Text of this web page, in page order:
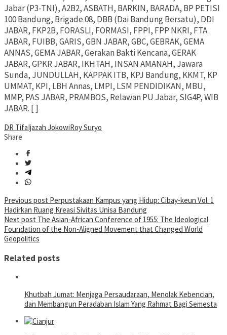
Jabar (P3-TNI), A2B2, ASBATH, BARKIN, BARADA, BP PETISI
100 Bandung, Brigade 08, DBB (Dai Bandung Bersatu), DDI
JABAR, FKP2B, FORASLI, FORMASI, FPPI, FPP NKRI, FTA
JABAR, FUIBB, GARIS, GBN JABAR, GBC, GEBRAK, GEMA
ANNAS, GEMA JABAR, Gerakan Bakti Kencana, GERAK
JABAR, GPKR JABAR, IKHTAH, INSAN AMANAH, Jawara
Sunda, JUNDULLAH, KAPPAK ITB, KPJ Bandung, KKMT, KP
UMMAT, KPI, LBH Annas, LMPI, LSM PENDIDIKAN, MBU,
MMP, PAS JABAR, PRAMBOS, Relawan PU Jabar, SIG4P, WIB
JABAR. [ ]
DR TifaIjazah JokowiRoy Suryo
Share
Post
navigation
Previous post Perpustakaan Kampus yang Hidup: Cibay-keun Vol. 1
Hadirkan Ruang Kreasi Sivitas Unisa Bandung
Next post The Asian-African Conference of 1955: The Ideological
Foundation of the Non-Aligned Movement that Changed World
Geopolitics
Related posts
Khutbah Jumat: Menjaga Persaudaraan, Menolak Kebencian,
dan Membangun Peradaban Islam Yang Rahmat Bagi Semesta